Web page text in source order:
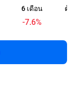
6 เดือน
-7.6%
ต้